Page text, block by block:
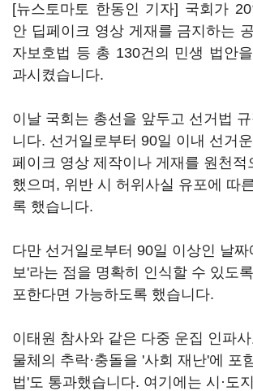
[뉴스토마토 한동인 기자] 국회가
안 딥페이크 영상 게재를 금지하는
자보호법 등 총 130건의 민생 법안
과시켰습니다.
이날 국회는 총선을 앞두고 선거법
니다. 선거일로부터 90일 이내 선거
페이크 영상 제작이나 게재를 원천적
했으며, 위반 시 허위사실 유포에 따
록 했습니다.
다만 선거일로부터 90일 이상인 날짜
보'라는 점을 명확히 인식할 수 있도
포한다면 가능하도록 했습니다.
이태원 참사와 같은 다중 운집 인파
물체의 추락·충돌을 '사회 재난'에 포
법'도 통과했습니다. 여기에는 시·도